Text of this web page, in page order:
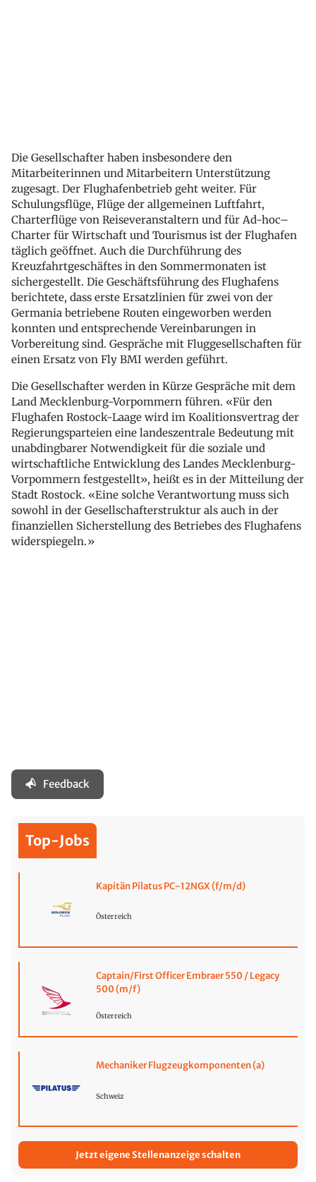
Die Gesellschafter haben insbesondere den
Mitarbeiterinnen und Mitarbeitern Unterstützung
zugesagt. Der Flughafenbetrieb geht weiter. Für
Schulungsflüge, Flüge der allgemeinen Luftfahrt,
Charterflüge von Reiseveranstaltern und für Ad-hoc–
Charter für Wirtschaft und Tourismus ist der Flughafen
täglich geöffnet. Auch die Durchführung des
Kreuzfahrtgeschäftes in den Sommermonaten ist
sichergestellt. Die Geschäftsführung des Flughafens
berichtete, dass erste Ersatzlinien für zwei von der
Germania betriebene Routen eingeworben werden
konnten und entsprechende Vereinbarungen in
Vorbereitung sind. Gespräche mit Fluggesellschaften für
einen Ersatz von Fly BMI werden geführt.
Die Gesellschafter werden in Kürze Gespräche mit dem
Land Mecklenburg-Vorpommern führen. «Für den
Flughafen Rostock-Laage wird im Koalitionsvertrag der
Regierungsparteien eine landeszentrale Bedeutung mit
unabdingbarer Notwendigkeit für die soziale und
wirtschaftliche Entwicklung des Landes Mecklenburg-
Vorpommern festgestellt», heißt es in der Mitteilung der
Stadt Rostock. «Eine solche Verantwortung muss sich
sowohl in der Gesellschafterstruktur als auch in der
finanziellen Sicherstellung des Betriebes des Flughafens
widerspiegeln.»
Feedback
Top-Jobs
Kapitän Pilatus PC-12NGX (f/m/d)
Österreich
Captain/First Officer Embraer 550 / Legacy
500 (m/f)
Österreich
Mechaniker Flugzeugkomponenten (a)
Schweiz
Jetzt eigene Stellenanzeige schalten